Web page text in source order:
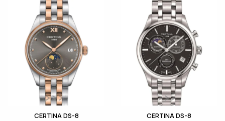
CERTINA DS-8 CERTINA DS-8